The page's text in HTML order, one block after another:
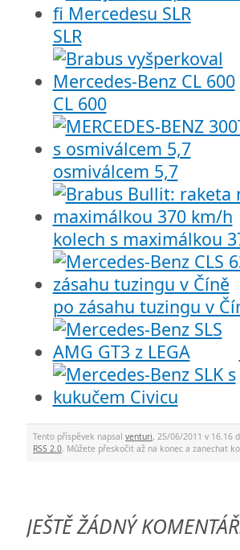
SLR
CL 600
osmiválcem 5,7
kolech s maximálkou
po zásahu tuzingu v
Tento příspěvek napsal venturi, 25/06/2011 v 16.16
RSS 2.0. Můžete přeskočit až na konec a zanechat
JEŠTĚ ŽÁDNÝ